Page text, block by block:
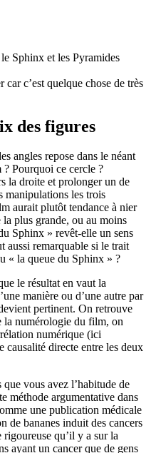
Sphinx et les Pyramides
car c’est quelque chose de très
des figures
angles repose dans le néant
? Pourquoi ce cercle ?
la droite et prolonger un de
manipulations les trois
aurait plutôt tendance à nier
la plus grande, ou au moins
Sphinx » revêt-elle un sens
aussi remarquable si le trait
« la queue du Sphinx » ?
le résultat en vaut la
manière ou d’une autre par
pertinent. On retrouve
la numérologie du film, on
numérique (ici
causalité directe entre les deux
vous avez l’habitude de
méthode argumentative dans
une publication médicale
de bananes induit des cancers
qu’il y a sur la
ayant un cancer que de gens